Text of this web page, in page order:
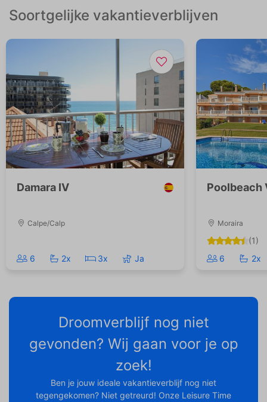
Soortgelijke vakantieverblijven
Damara IV
Calpe/Calp
6 2x 3x Ja
Poolbeach
Moraira
(1)
6
2x
Droomverblijf nog niet
gevonden? Wij gaan voor je op
zoek!
Ben je jouw ideale vakantieverblijf nog niet
tegengekomen? Niet getreurd! Onze Leisure Time